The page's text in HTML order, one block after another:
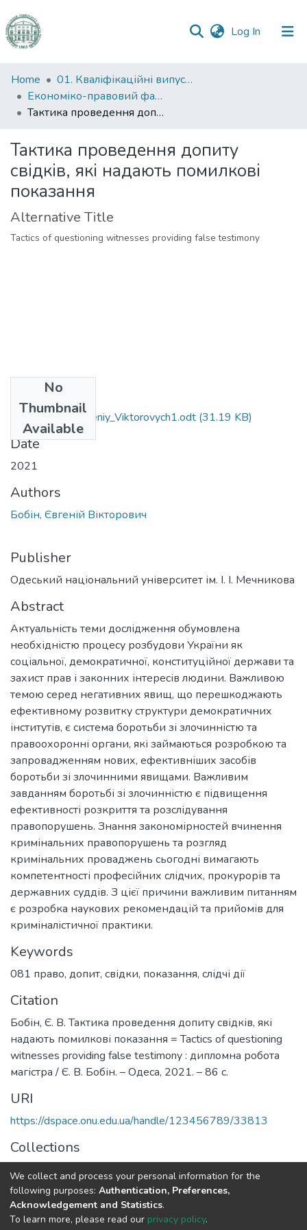
Log In (current)
Communities
&
Collections
Statistics
Home
01. Кваліфікаційні випускні роботи здобувачів вищої освіти
Економіко-правовий факультет
Тактика проведення допиту свідків, які надають помилкові показання
Тактика проведення допиту
свідків, які надають помилкові
показання
Alternative Title
Tactics of questioning witnesses providing false testimony
No
Thumbnail
Available
081_Bobin_Yevheniy_Viktorovych1.odt (31.19 KB)
Date
2021
Authors
Бобін, Євгеній Вікторович
Publisher
Одеський національний університет ім. І. І. Мечникова
Abstract
Актуальність теми дослідження обумовлена
необхідністю процесу розбудови України як
соціальної, демократичної, конституційної держави та
захист прав і законних інтересів людини. Важливою
темою серед негативних явищ, що перешкоджають
ефективному розвитку структури демократичних
інститутів, є система боротьби зі злочинністю та
правоохоронні органи, які займаються розробкою та
запровадженням нових, ефективніших засобів
боротьби зі злочинними явищами. Важливим
завданням боротьбі зі злочинністю є підвищення
ефективності розкриття та розслідування
правопорушень. Знання закономірностей вчинення
кримінальних правопорушень та розгляд
кримінальних проваджень сьогодні вимагають
компетентності професійних слідчих, прокурорів та
державних суддів. З цієї причини важливим питанням
є розробка наукових рекомендацій та прийомів для
криміналістичної практики.
Keywords
081 право, допит, свідки, показання, слідчі дії
Citation
Бобін, Є. В. Тактика проведення допиту свідків, які
надають помилкові показання = Tactics of questioning
witnesses providing false testimony : дипломна робота
магістра / Є. В. Бобін. – Одеса, 2021. – 86 с.
URI
https://dspace.onu.edu.ua/handle/123456789/33813
Collections
Економіко-правовий факультет
Full item page
We collect and process your personal information for the
following purposes: Authentication, Preferences,
Acknowledgement and Statistics.
To learn more, please read our privacy policy.